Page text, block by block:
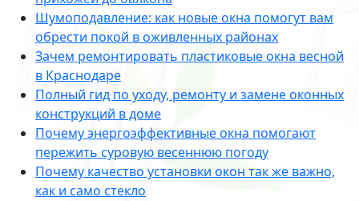
Шумоподавление: как новые окна помогут вам
обрести покой в оживленных районах
Зачем ремонтировать пластиковые окна весной
в Краснодаре
Полный гид по уходу, ремонту и замене оконных
конструкций в доме
Почему энергоэффективные окна помогают
пережить суровую весеннюю погоду
Почему качество установки окон так же важно,
как и само стекло